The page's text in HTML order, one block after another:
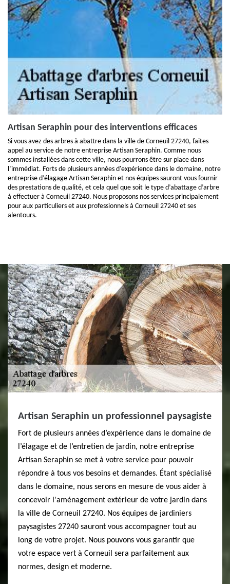
Artisan Seraphin pour des interventions efficaces
Si vous avez des arbres à abattre dans la ville de Corneuil 27240, faites
appel au service de notre entreprise Artisan Seraphin. Comme nous
sommes installées dans cette ville, nous pourrons être sur place dans
l’immédiat. Forts de plusieurs années d'expérience dans le domaine, notre
entreprise d’élagage Artisan Seraphin et nos équipes sauront vous fournir
des prestations de qualité, et cela quel que soit le type d’abattage d’arbre
à effectuer à Corneuil 27240. Nous proposons nos services principalement
pour aux particuliers et aux professionnels à Corneuil 27240 et ses
alentours.
Artisan Seraphin un professionnel paysagiste
Fort de plusieurs années d’expérience dans le domaine de
l’élagage et de l’entretien de jardin, notre entreprise
Artisan Seraphin se met à votre service pour pouvoir
répondre à tous vos besoins et demandes. Étant spécialisé
dans le domaine, nous serons en mesure de vous aider à
concevoir l'aménagement extérieur de votre jardin dans
la ville de Corneuil 27240. Nos équipes de jardiniers
paysagistes 27240 sauront vous accompagner tout au
long de votre projet. Nous pouvons vous garantir que
votre espace vert à Corneuil sera parfaitement aux
normes, design et moderne.